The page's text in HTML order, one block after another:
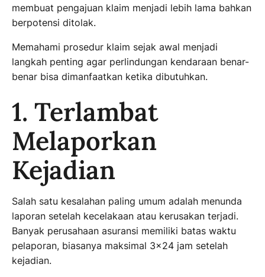
membuat pengajuan klaim menjadi lebih lama bahkan
berpotensi ditolak.
Memahami prosedur klaim sejak awal menjadi
langkah penting agar perlindungan kendaraan benar-
benar bisa dimanfaatkan ketika dibutuhkan.
1. Terlambat
Melaporkan
Kejadian
Salah satu kesalahan paling umum adalah menunda
laporan setelah kecelakaan atau kerusakan terjadi.
Banyak perusahaan asuransi memiliki batas waktu
pelaporan, biasanya maksimal 3×24 jam setelah
kejadian.